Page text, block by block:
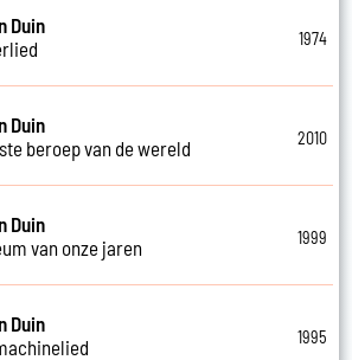
Duin
1974
Duin
beroep van de wereld
2010
Duin
van onze jaren
1999
Duin
1995